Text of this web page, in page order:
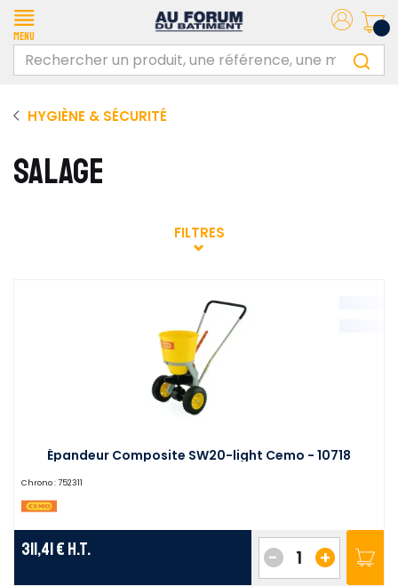
Menu
HYGIÈNE & SÉCURITÉ
SALAGE
FILTRES
Épandeur Composite SW20-light Cemo - 10718
Chrono : 752311
311,41 € H.T. +
-